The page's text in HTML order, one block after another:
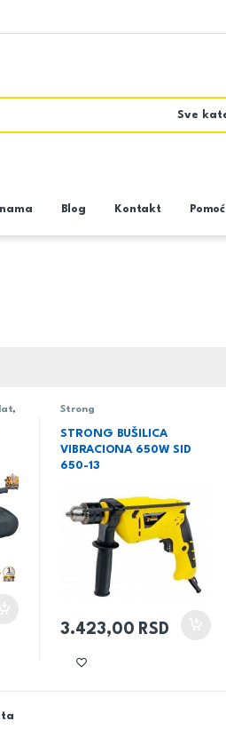
Blog Kontakt Pomoć
,
Strong
STRONG BUŠILICA
VIBRACIONA 650W SID
650-13
3.423,00 RSD